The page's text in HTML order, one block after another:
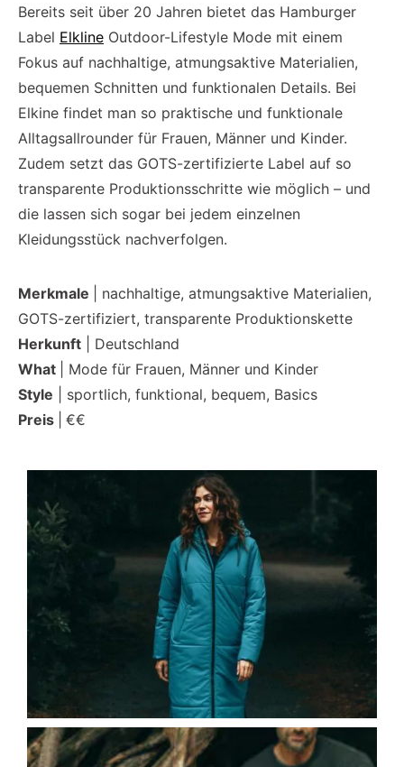
Bereits seit über 20 Jahren bietet das Hamburger
Label Elkline Outdoor-Lifestyle Mode mit einem
Fokus auf nachhaltige, atmungsaktive Materialien,
bequemen Schnitten und funktionalen Details. Bei
Elkine findet man so praktische und funktionale
Alltagsallrounder für Frauen, Männer und Kinder.
Zudem setzt das GOTS-zertifizierte Label auf so
transparente Produktionsschritte wie möglich – und
die lassen sich sogar bei jedem einzelnen
Kleidungsstück nachverfolgen.
Merkmale
| nachhaltige, atmungsaktive Materialien,
GOTS-zertifiziert, transparente Produktionskette
Herkunft | Deutschland
What
| Mode für Frauen, Männer und Kinder
Style | sportlich, funktional, bequem, Basics
Preis
€€